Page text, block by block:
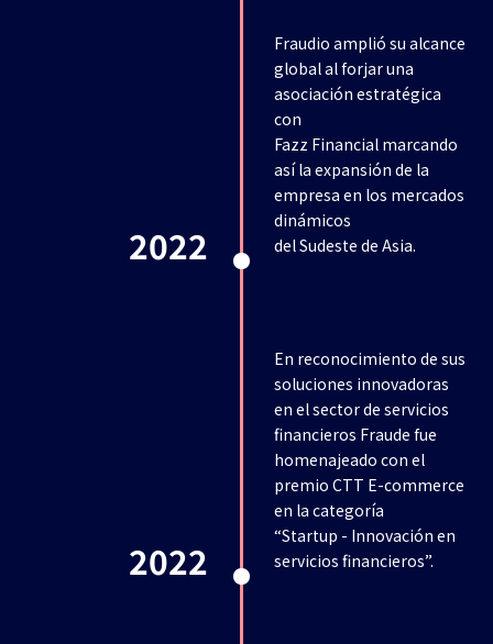
2022
Fraudio amplió su alcance
global al forjar una
asociación estratégica
con
Fazz Financial marcando
así la expansión de la
empresa en los mercados
dinámicos
del Sudeste de Asia.
2022
En reconocimiento de sus
soluciones innovadoras
en el sector de servicios
financieros Fraude fue
homenajeado con el
premio CTT E-commerce
en la categoría
“Startup - Innovación en
servicios financieros”.